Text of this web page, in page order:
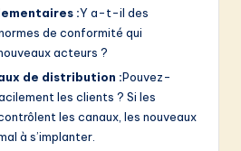
:Y a-t-il des
de conformité qui
acteurs ?
de distribution :Pouvez-
les clients ? Si les
les canaux, les nouveaux
à s’implanter.